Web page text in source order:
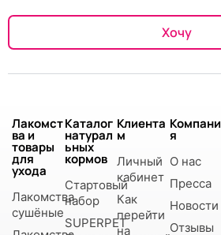
Хочу
Компани
я
О нас
Пресса
Новости
Отзывы
Клиента
м
Личный
кабинет
Как
перейти
на
Каталог
натурал
ьных
кормов
Стартовый
набор
SUPERPET
Лакомст
ва и
товары
для
ухода
Лакомства
сушёные